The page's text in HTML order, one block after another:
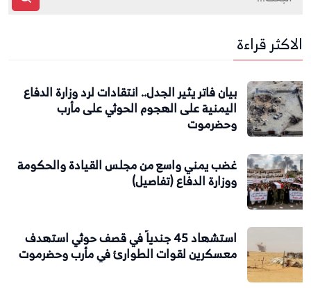
الاكثر قراءة
بيان فاتر يثير الجدل.. انتقادات لرد وزارة الدفاع
اليمنية على الهجوم الحوثي على مأرب
وحضرموت
غضب يمني واسع من مجلس القيادة والحكومة
ووزارة الدفاع (تفاصيل)
استشهاد 45 جندياً في قصف حوثي استهدف
معسكرين لقوات الطوارئ في مأرب وحضرموت